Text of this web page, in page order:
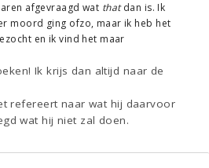
afgevraagd wat thatdan is. Ik
moord ging ofzo, maar ik heb het
en ik vind het maar
Ik krijs dan altijd naar de
refereert naar wat hij daarvoor
wat hij niet zal doen.